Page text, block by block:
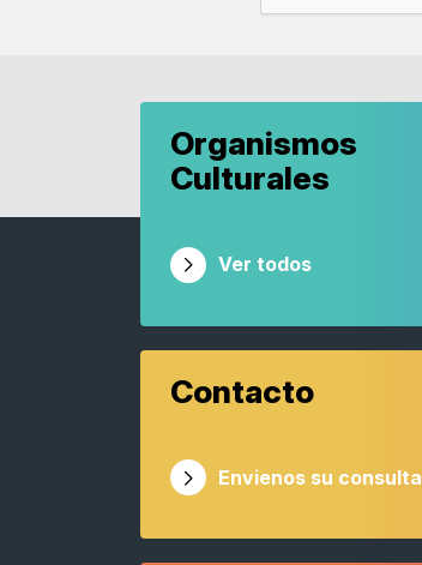
Organismos
Culturales
Ver todos
Contacto
Envienos su consulta